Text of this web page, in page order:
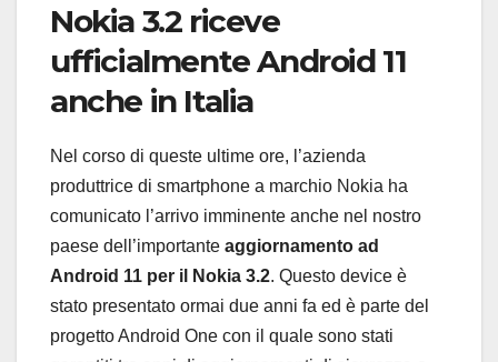
Nokia 3.2 riceve
ufficialmente Android 11
anche in Italia
Nel corso di queste ultime ore, l’azienda
produttrice di smartphone a marchio Nokia ha
comunicato l’arrivo imminente anche nel nostro
paese dell’importante aggiornamento ad
Android 11 per il Nokia 3.2. Questo device è
stato presentato ormai due anni fa ed è parte del
progetto Android One con il quale sono stati